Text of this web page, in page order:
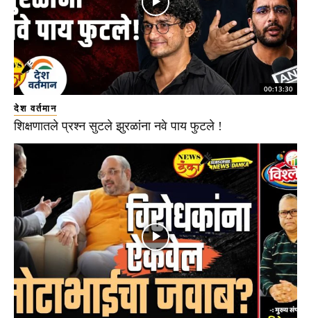
00:13:30
देश वर्तमान
शिक्षणातले प्रश्न सुटले झुरळांना नवे पाय फुटले !